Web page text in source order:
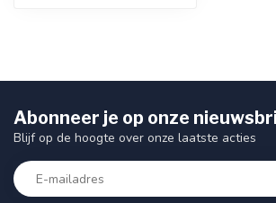
Abonneer je op onze
Blijf op de hoogte over onze laatste acties